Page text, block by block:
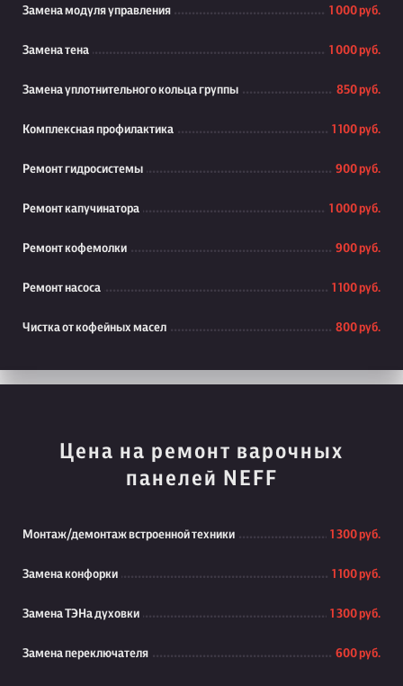
Замена модуля управления 1 000 руб.
Замена тена 1 000 руб.
Замена уплотнительного кольца группы 850 руб.
Комплексная профилактика 1 100 руб.
Ремонт гидросистемы 900 руб.
Ремонт капучинатора 1 000 руб.
Ремонт кофемолки 900 руб.
Ремонт насоса 1 100 руб.
Чистка от кофейных масел 800 руб.
Цена на ремонт варочных
панелей NEFF
Монтаж/демонтаж встроенной техники 1 300 руб.
Замена конфорки 1 100 руб.
Замена ТЭНа духовки 1 300 руб.
Замена переключателя 600 руб.